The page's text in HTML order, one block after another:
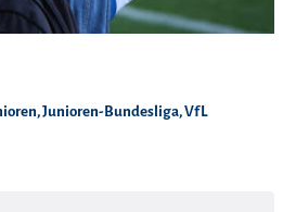
,Junioren-Bundesliga,VfL